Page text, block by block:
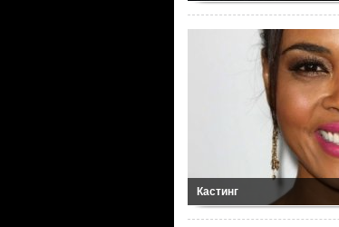
Кастинг